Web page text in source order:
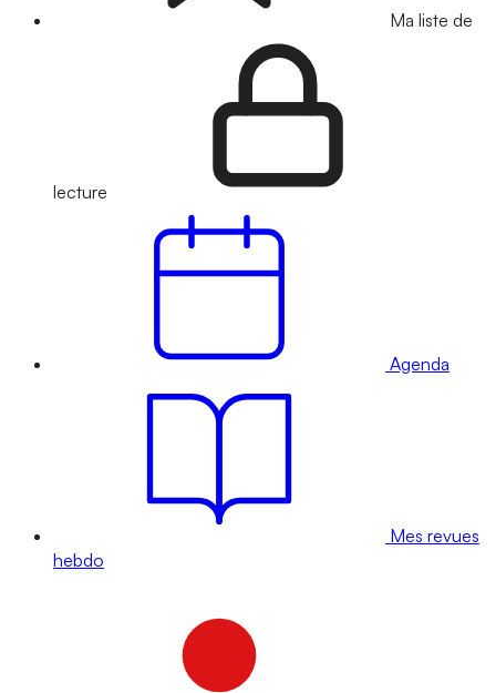
Ma liste de
lecture
Agenda
Mes revues
hebdo